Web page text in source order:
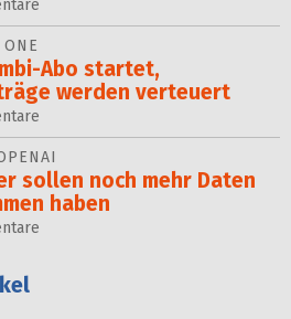
Abo startet,
werden verteuert
sollen noch mehr Daten
haben